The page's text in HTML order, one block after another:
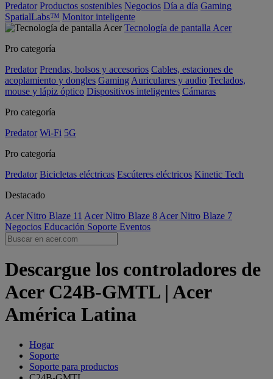
Predator Productos sostenibles Negocios Día a día Gaming
SpatialLabs™ Monitor inteligente
Tecnología de pantalla Acer
Pro categoría
Predator Prendas, bolsos y accesorios Cables, estaciones de
acoplamiento y dongles Gaming Auriculares y audio Teclados,
mouse y lápiz óptico Dispositivos inteligentes Cámaras
Pro categoría
Predator Wi-Fi 5G
Pro categoría
Predator Bicicletas eléctricas Escúteres eléctricos Kinetic Tech
Destacado
Acer Nitro Blaze 11 Acer Nitro Blaze 8 Acer Nitro Blaze 7
Negocios Educación Soporte Eventos
Descargue los controladores de
Acer C24B-GMTL | Acer
América Latina
Hogar
Soporte
Soporte para productos